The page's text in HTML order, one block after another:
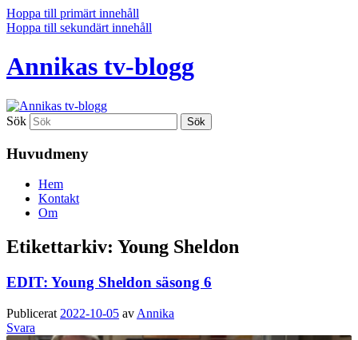
Hoppa till primärt innehåll
Hoppa till sekundärt innehåll
Annikas tv-blogg
Sök
Huvudmeny
Hem
Kontakt
Om
Etikettarkiv: Young Sheldon
EDIT: Young Sheldon säsong 6
Publicerat 2022-10-05 av Annika
Svara